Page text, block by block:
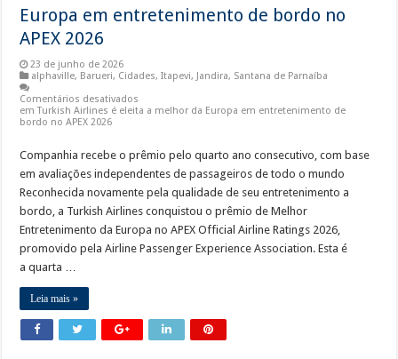
Europa em entretenimento de bordo no
APEX 2026
23 de junho de 2026
alphaville, Barueri, Cidades,Itapevi, Jandira, Santana de Parnaíba
Comentários desativados
em Turkish Airlines é eleita a melhor da Europa em entretenimento de
bordo no APEX 2026
Companhia recebe o prêmio pelo quarto ano consecutivo, com base
em avaliações independentes de passageiros de todo o mundo
Reconhecida novamente pela qualidade de seu entretenimento a
bordo, a Turkish Airlines conquistou o prêmio de Melhor
Entretenimento da Europa no APEX Official Airline Ratings 2026,
promovido pela Airline Passenger Experience Association. Esta é
a quarta …
Leia mais »